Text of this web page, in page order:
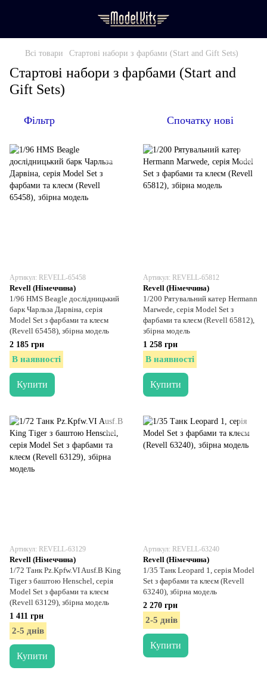
Всі товари Стартові набори з фарбами (Start and Gift Sets)
Стартові набори з фарбами (Start and
Gift Sets)
Фільтр Спочатку нові
Артикул: REVELL-65458
Revell (Німеччина)
1/96 HMS Beagle дослідницький
барк Чарльза Дарвіна, серія
Model Set з фарбами та клеєм
(Revell 65458), збірна модель
2 185 грн
В наявності
Купити
Артикул: REVELL-65812
Revell (Німеччина)
1/200 Рятувальний катер Hermann
Marwede, серія Model Set з
фарбами та клеєм (Revell 65812),
збірна модель
1 258 грн
В наявності
Купити
Артикул: REVELL-63129
Revell (Німеччина)
1/72 Танк Pz.Kpfw.VI Ausf.B King
Tiger з баштою Henschel, серія
Model Set з фарбами та клеєм
(Revell 63129), збірна модель
1 411 грн
2-5 днів
Купити
Артикул: REVELL-63240
Revell (Німеччина)
1/35 Танк Leopard 1, серія Model
Set з фарбами та клеєм (Revell
63240), збірна модель
2 270 грн
2-5 днів
Купити